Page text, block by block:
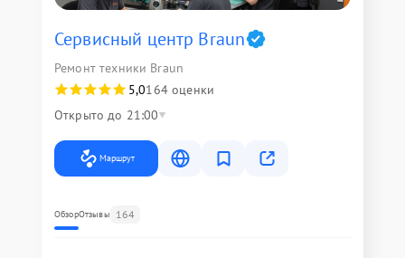
Сервисный центр Braun
Ремонт техники Braun
5,0164 оценки
Открыто до 21:00
Маршрут
ОбзорОтзывы 164